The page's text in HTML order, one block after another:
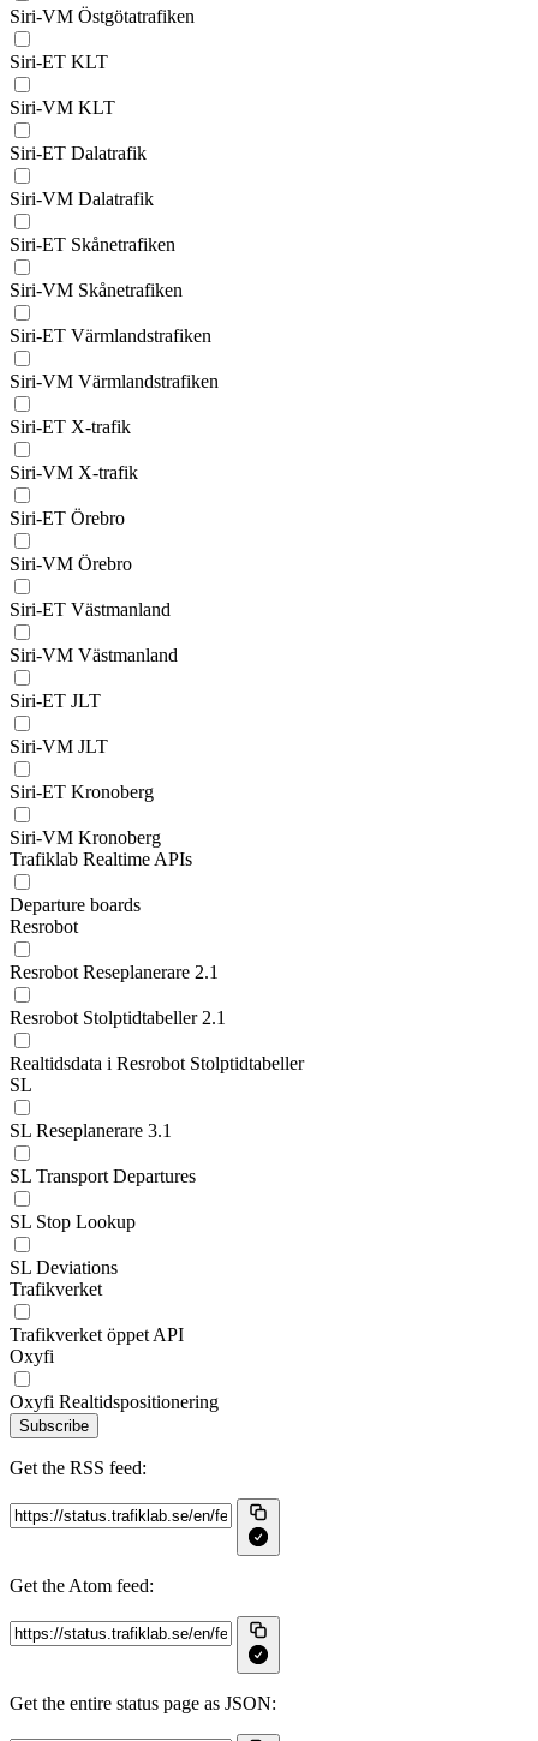
Siri-VM Östgötatrafiken
Siri-ET KLT
Siri-VM KLT
Siri-ET Dalatrafik
Siri-VM Dalatrafik
Siri-ET Skånetrafiken
Siri-VM Skånetrafiken
Siri-ET Värmlandstrafiken
Siri-VM Värmlandstrafiken
Siri-ET X-trafik
Siri-VM X-trafik
Siri-ET Örebro
Siri-VM Örebro
Siri-ET Västmanland
Siri-VM Västmanland
Siri-ET JLT
Siri-VM JLT
Siri-ET Kronoberg
Siri-VM Kronoberg
Trafiklab Realtime APIs
Departure boards
Resrobot
Resrobot Reseplanerare 2.1
Resrobot Stolptidtabeller 2.1
Realtidsdata i Resrobot Stolptidtabeller
SL
SL Reseplanerare 3.1
SL Transport Departures
SL Stop Lookup
SL Deviations
Trafikverket
Trafikverket öppet API
Oxyfi
Oxyfi Realtidspositionering
Subscribe
Get the RSS feed:
Get the Atom feed:
Get the entire status page as JSON: